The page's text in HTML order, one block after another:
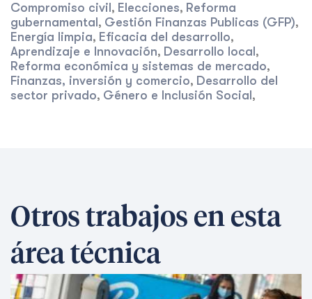
Compromiso civil , Elecciones, Reforma
gubernamental , Gestión Finanzas Publicas (GFP),
Energía limpia, Eficacia del desarrollo,
Aprendizaje e Innovación, Desarrollo local ,
Reforma económica y sistemas de mercado,
Finanzas, inversión y comercio, Desarrollo del
sector privado, Género e Inclusión Social ,
Otros trabajos en esta
área técnica